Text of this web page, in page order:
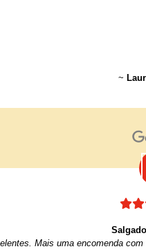
~
Mais uma encomenda